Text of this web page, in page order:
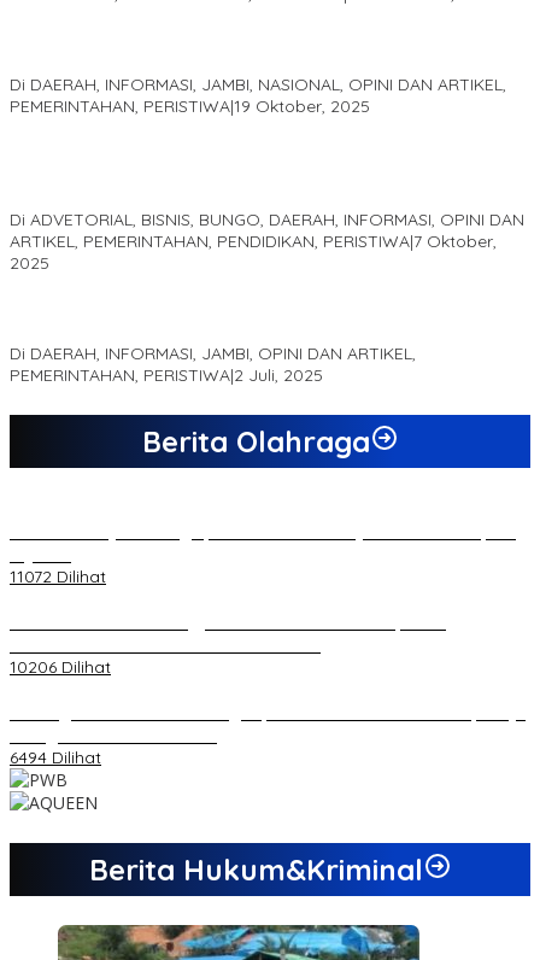
Di DAERAH, INFORMASI, JAMBI, NASIONAL, OPINI DAN ARTIKEL,
PEMERINTAHAN, PERISTIWA|19 Oktober, 2025
Di ADVETORIAL, BISNIS, BUNGO, DAERAH, INFORMASI, OPINI DAN
ARTIKEL, PEMERINTAHAN, PENDIDIKAN, PERISTIWA|7 Oktober,
2025
Di DAERAH, INFORMASI, JAMBI, OPINI DAN ARTIKEL,
PEMERINTAHAN, PERISTIWA|2 Juli, 2025
Berita Olahraga
11072 Dilihat
10206 Dilihat
6494 Dilihat
Berita Hukum&Kriminal